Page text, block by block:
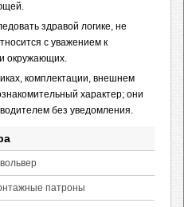
здравой логике, не
с уважением к
окружающих.
комплектации, внешнем
характер; они
без уведомления.
патроны